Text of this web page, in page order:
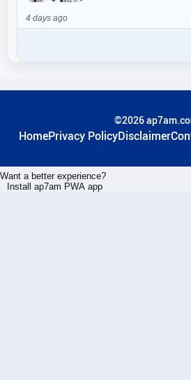
4 days ago
©2026
HomePrivacy PolicyDisclaimer
Want a better experience?
Install ap7am PWA app